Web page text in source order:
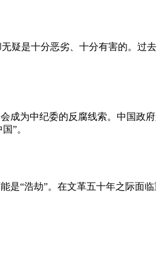
疑是十分恶劣、十分有害的。过
成为中纪委的反腐线索。中国政
”。
是“浩劫”。在文革五十年之际面